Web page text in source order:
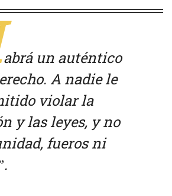
abrá un auténtico
A nadie le
violar la
y las leyes, y no
fueros ni